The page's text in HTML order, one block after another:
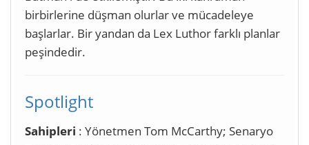
birbirlerine düşman olurlar ve mücadeleye
başlarlar. Bir yandan da Lex Luthor farklı planlar
peşindedir.
Spotlight
Sahipleri : Yönetmen Tom McCarthy; Senaryo